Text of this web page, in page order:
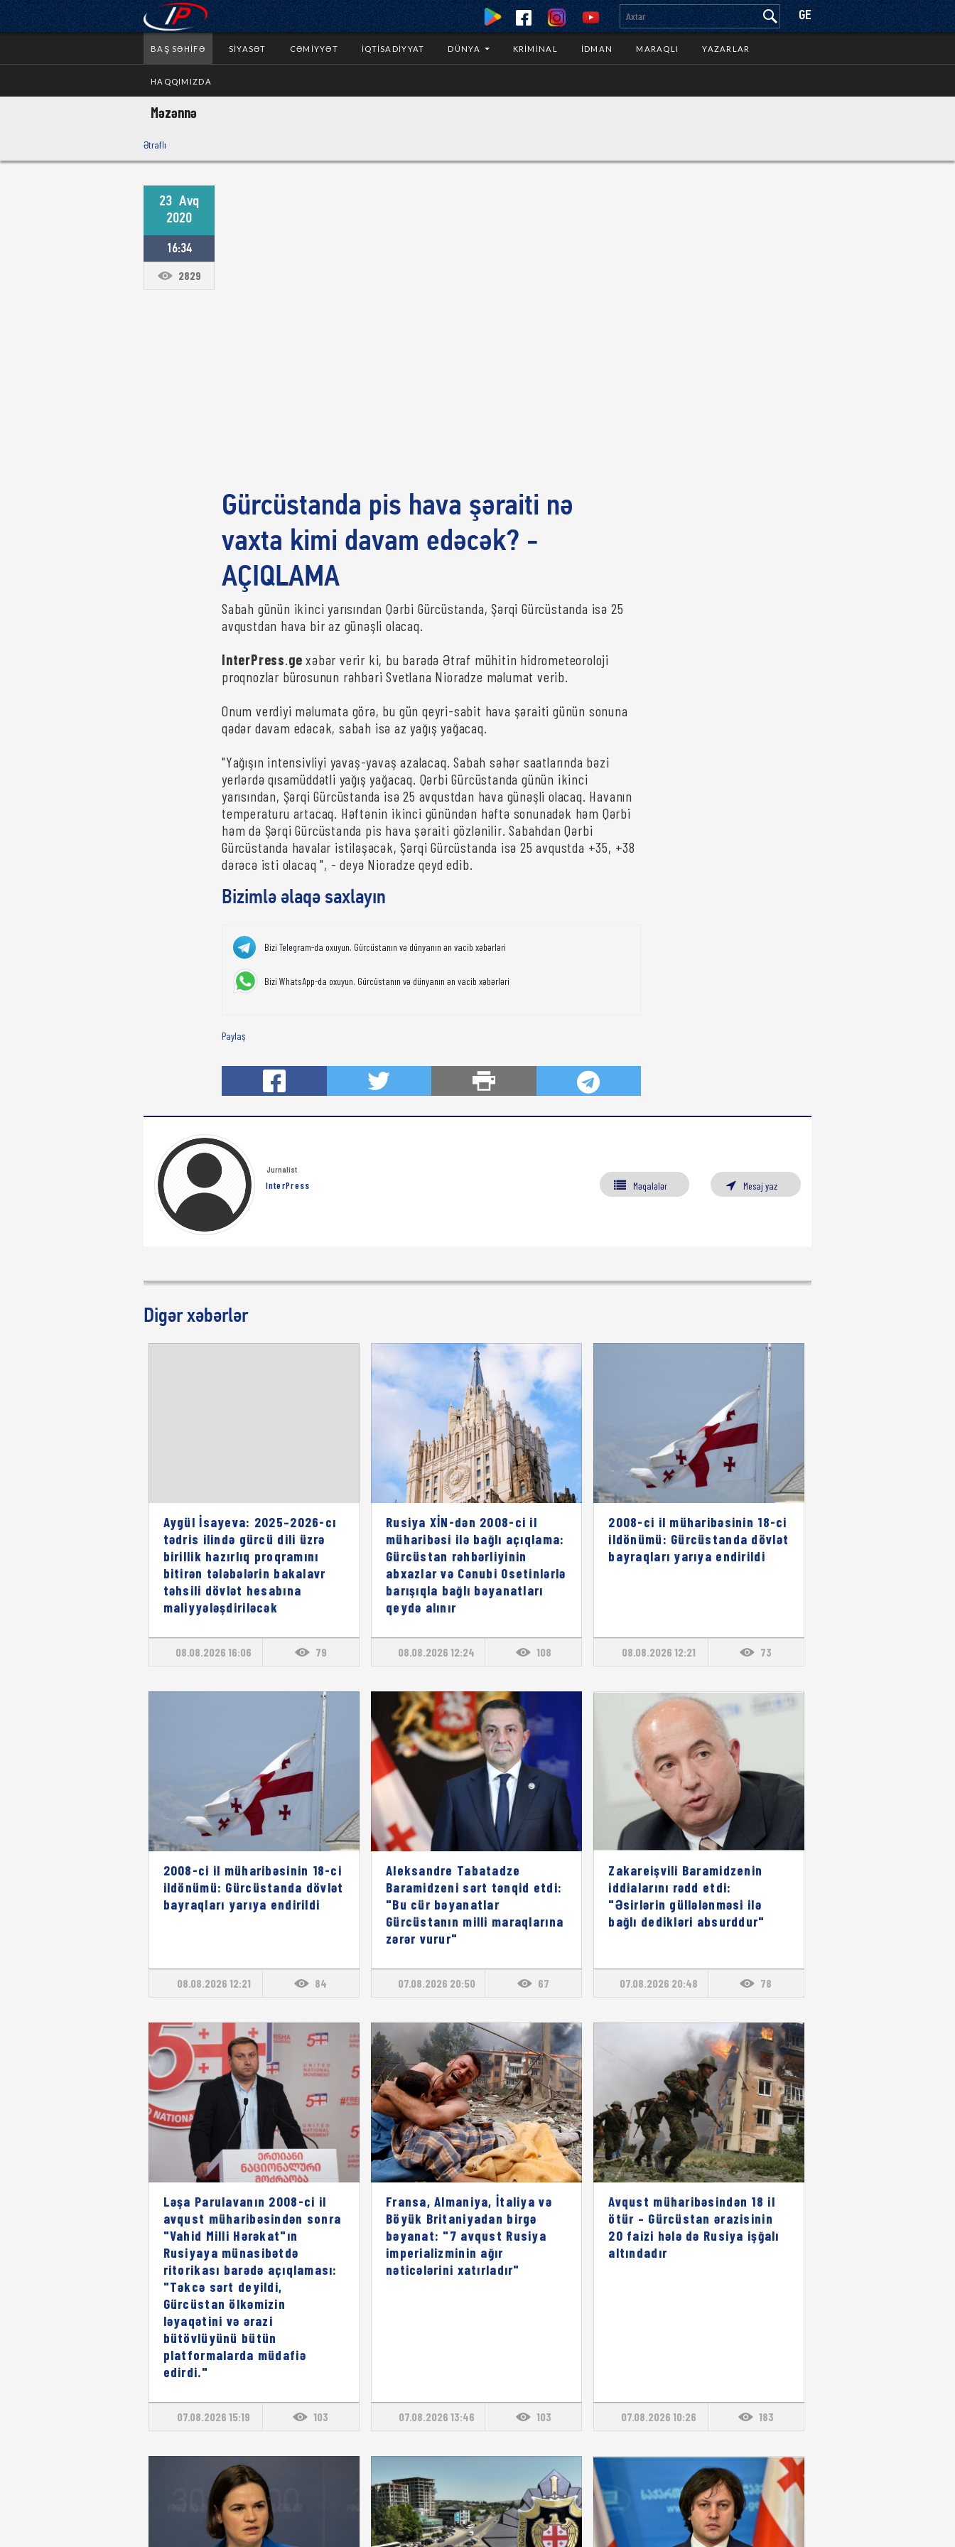
GE
BAŞ SƏHIFƏ SIYASƏT CƏMIYYƏT İQTISADIYYAT DÜNYA KRIMINAL İDMAN MARAQLI YAZARLAR
HAQQIMIZDA
Məzənnə
Ətraflı
23 Avq
2020
16:34
2829
Gürcüstanda pis hava şəraiti nə
vaxta kimi davam edəcək? -
AÇIQLAMA
Sabah günün ikinci yarısından Qərbi Gürcüstanda, Şərqi Gürcüstanda isə 25
avqustdan hava bir az günəşli olacaq.
InterPress.ge xəbər verir ki, bu barədə Ətraf mühitin hidrometeoroloji
proqnozlar bürosunun rəhbəri Svetlana Nioradze məlumat verib.
Onum verdiyi məlumata görə, bu gün qeyri-sabit hava şəraiti günün sonuna
qədər davam edəcək, sabah isə az yağış yağacaq.
"Yağışın intensivliyi yavaş-yavaş azalacaq. Sabah səhər saatlarında bəzi
yerlərdə qısamüddətli yağış yağacaq. Qərbi Gürcüstanda günün ikinci
yarısından, Şərqi Gürcüstanda isə 25 avqustdan hava günəşli olacaq. Havanın
temperaturu artacaq. Həftənin ikinci günündən həftə sonunadək həm Qərbi
həm də Şərqi Gürcüstanda pis hava şəraiti gözlənilir. Sabahdan Qərbi
Gürcüstanda havalar istiləşəcək, Şərqi Gürcüstanda isə 25 avqustda +35, +38
dərəcə isti olacaq ", - deyə Nioradze qeyd edib.
Bizimlə əlaqə saxlayın
Bizi Telegram-da oxuyun. Gürcüstanın və dünyanın ən vacib xəbərləri
Bizi WhatsApp-da oxuyun. Gürcüstanın və dünyanın ən vacib xəbərləri
Paylaş
Jurnalist
InterPress Məqalələr Mesaj yaz
Digər xəbərlər
Aygül İsayeva: 2025–2026-cı
tədris ilində gürcü dili üzrə
birillik hazırlıq proqramını
bitirən tələbələrin bakalavr
təhsili dövlət hesabına
maliyyələşdiriləcək
08.08.2026 16:06 79
Rusiya XİN-dən 2008-ci il
müharibəsi ilə bağlı açıqlama:
Gürcüstan rəhbərliyinin
abxazlar və Cənubi Osetinlərlə
barışıqla bağlı bəyanatları
qeydə alınır
08.08.2026 12:24 108
2008-ci il müharibəsinin 18-ci
ildönümü: Gürcüstanda dövlət
bayraqları yarıya endirildi
08.08.2026 12:21 73
2008-ci il müharibəsinin 18-ci
ildönümü: Gürcüstanda dövlət
bayraqları yarıya endirildi
08.08.2026 12:21 84
Aleksandre Tabatadze
Baramidzeni sərt tənqid etdi:
"Bu cür bəyanatlar
Gürcüstanın milli maraqlarına
zərər vurur"
07.08.2026 20:50 67
Zakareişvili Baramidzenin
iddialarını rədd etdi:
"Əsirlərin güllələnməsi ilə
bağlı dedikləri absurddur"
07.08.2026 20:48 78
Ləşa Parulavanın 2008-ci il
avqust müharibəsindən sonra
"Vahid Milli Hərəkat"ın
Rusiyaya münasibətdə
ritorikası barədə açıqlaması:
"Təkcə sərt deyildi,
Gürcüstan ölkəmizin
ləyaqətini və ərazi
bütövlüyünü bütün
platformalarda müdafiə
edirdi."
07.08.2026 15:19 103
Fransa, Almaniya, İtaliya və
Böyük Britaniyadan birgə
bəyanat: "7 avqust Rusiya
imperializminin ağır
nəticələrini xatırladır"
07.08.2026 13:46 103
Avqust müharibəsindən 18 il
ötür – Gürcüstan ərazisinin
20 faizi hələ də Rusiya işğalı
altındadır
07.08.2026 10:26 183